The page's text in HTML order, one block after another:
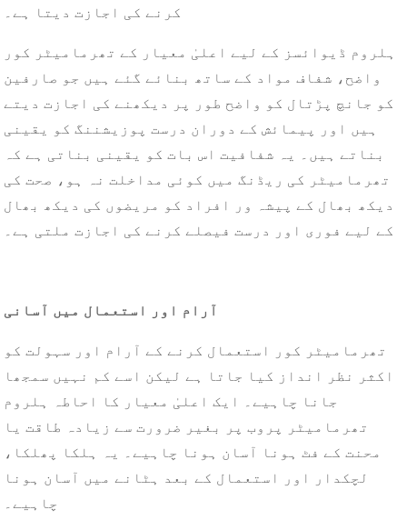
کرنے کی اجازت دیتا ہے۔
ہلروم ڈیوائسز کے لیے اعلیٰ معیار کے تھرمامیٹر کور
واضح، شفاف مواد کے ساتھ بنائے گئے ہیں جو صارفین
کو جانچ پڑتال کو واضح طور پر دیکھنے کی اجازت دیتے
ہیں اور پیمائش کے دوران درست پوزیشننگ کو یقینی
بناتے ہیں۔ یہ شفافیت اس بات کو یقینی بناتی ہے کہ
تھرمامیٹر کی ریڈنگ میں کوئی مداخلت نہ ہو، صحت کی
دیکھ بھال کے پیشہ ور افراد کو مریضوں کی دیکھ بھال
کے لیے فوری اور درست فیصلے کرنے کی اجازت ملتی ہے۔
آرام اور استعمال میں آسانی
تھرمامیٹر کور استعمال کرنے کے آرام اور سہولت کو
اکثر نظر انداز کیا جاتا ہے لیکن اسے کم نہیں سمجھا
جانا چاہیے۔ ایک اعلیٰ معیار کا احاطہ ہلروم
تھرمامیٹر پروب پر بغیر ضرورت سے زیادہ طاقت یا
محنت کے فٹ ہونا آسان ہونا چاہیے۔ یہ ہلکا پھلکا،
لچکدار اور استعمال کے بعد ہٹانے میں آسان ہونا
چاہیے۔